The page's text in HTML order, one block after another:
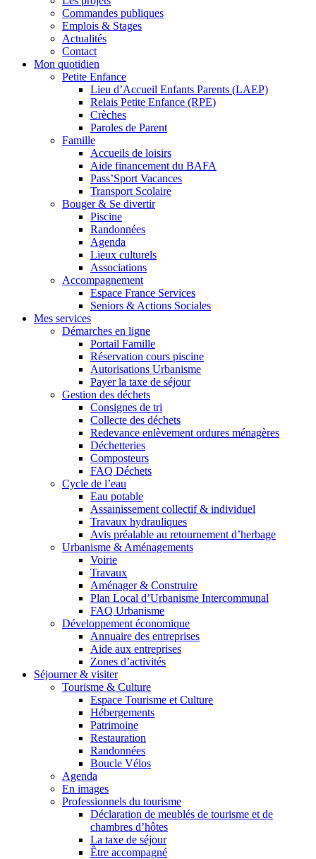
Commandes publiques
Emplois & Stages
Actualités
Contact
Mon quotidien
Petite Enfance
Lieu d’Accueil Enfants Parents (LAEP)
Relais Petite Enfance (RPE)
Crèches
Paroles de Parent
Famille
Accueils de loisirs
Aide financement du BAFA
Pass’Sport Vacances
Transport Scolaire
Bouger & Se divertir
Piscine
Randonnées
Agenda
Lieux culturels
Associations
Accompagnement
Espace France Services
Seniors & Actions Sociales
Mes services
Démarches en ligne
Portail Famille
Réservation cours piscine
Autorisations Urbanisme
Payer la taxe de séjour
Gestion des déchets
Consignes de tri
Collecte des déchets
Redevance enlèvement ordures ménagères
Déchetteries
Composteurs
FAQ Déchets
Cycle de l’eau
Eau potable
Assainissement collectif & individuel
Travaux hydrauliques
Avis préalable au retournement d’herbage
Urbanisme & Aménagements
Voirie
Travaux
Aménager & Construire
Plan Local d’Urbanisme Intercommunal
FAQ Urbanisme
Développement économique
Annuaire des entreprises
Aide aux entreprises
Zones d’activités
Séjourner & visiter
Tourisme & Culture
Espace Tourisme et Culture
Hébergements
Patrimoine
Restauration
Randonnées
Boucle Vélos
Agenda
En images
Professionnels du tourisme
Déclaration de meublés de tourisme et de
chambres d’hôtes
La taxe de séjour
Être accompagné